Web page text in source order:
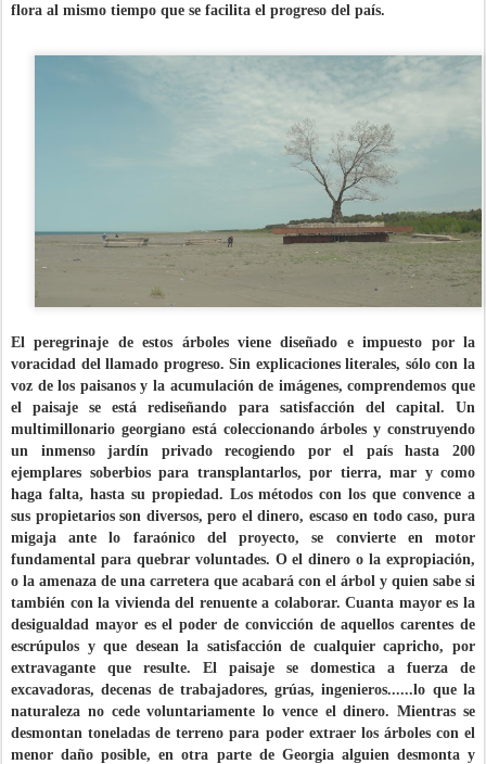
flora al mismo tiempo que se facilita el progreso del país.
El peregrinaje de estos árboles viene diseñado e impuesto por la
voracidad del llamado progreso. Sin explicaciones literales, sólo con la
voz de los paisanos y la acumulación de imágenes, comprendemos que
el paisaje se está rediseñando para satisfacción del capital. Un
multimillonario georgiano está coleccionando árboles y construyendo
un inmenso jardín privado recogiendo por el país hasta 200
ejemplares soberbios para transplantarlos, por tierra, mar y como
haga falta, hasta su propiedad. Los métodos con los que convence a
sus propietarios son diversos, pero el dinero, escaso en todo caso, pura
migaja ante lo faraónico del proyecto, se convierte en motor
fundamental para quebrar voluntades. O el dinero o la expropiación,
o la amenaza de una carretera que acabará con el árbol y quien sabe si
también con la vivienda del renuente a colaborar. Cuanta mayor es la
desigualdad mayor es el poder de convicción de aquellos carentes de
escrúpulos y que desean la satisfacción de cualquier capricho, por
extravagante que resulte. El paisaje se domestica a fuerza de
excavadoras, decenas de trabajadores, grúas, ingenieros......lo que la
naturaleza no cede voluntariamente lo vence el dinero. Mientras se
desmontan toneladas de terreno para poder extraer los árboles con el
menor daño posible, en otra parte de Georgia alguien desmonta y